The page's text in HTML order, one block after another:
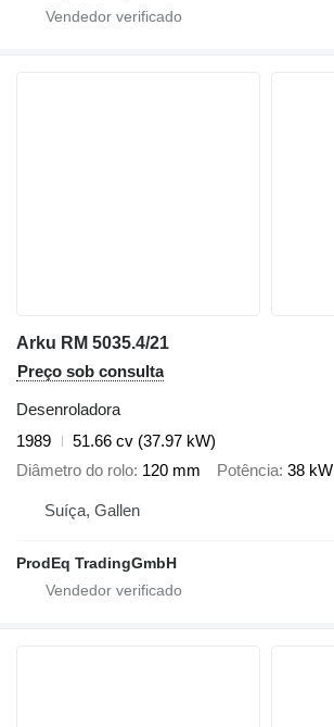
Arku RM 5035.4/21
Preço sob consulta
Desenroladora
1989
51.66 cv (37.97 kW)
Diâmetro do rolo 120 mm Potência 38 kW
Suíça, Gallen
ProdEq TradingGmbH